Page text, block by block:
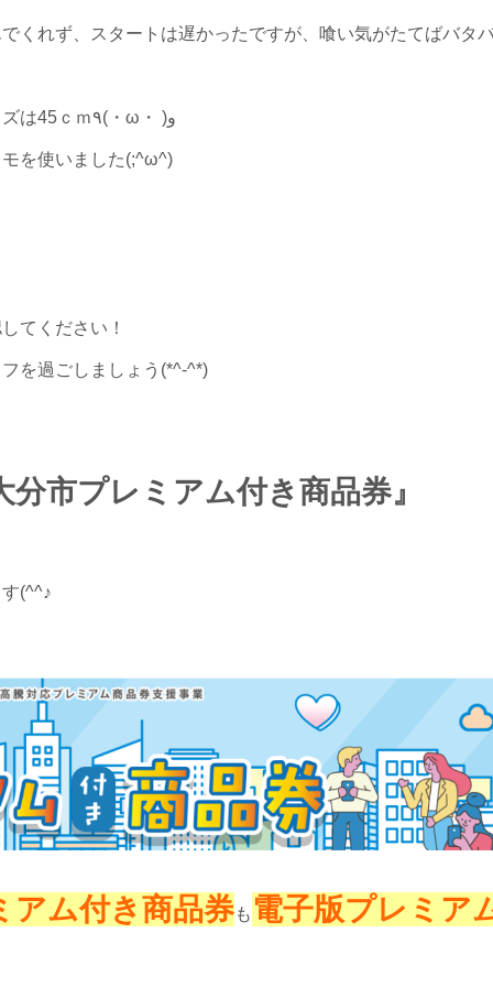
くれず、スタートは遅かったですが、喰い気がたてばバタ
この日は夜明け前にチヌが立て続けにかかり、サイズは45ｃｍ٩(・ω・ )و
を使いました(;^ω^)
てください！
を過ごしましょう(*^-^*)
分市プレミアム付き商品券』
(^^♪
アム付き商品券も 電子版プレミア